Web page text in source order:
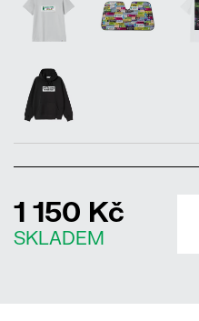
1 150 Kč
SKLADEM